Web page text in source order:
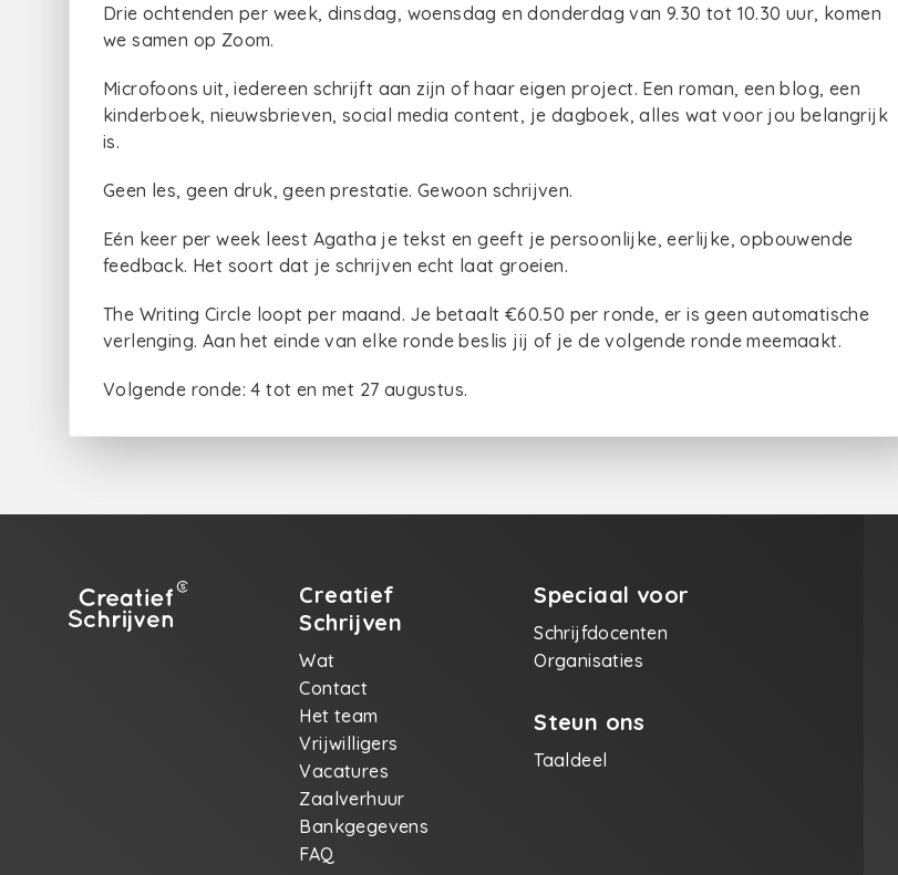
Drie ochtenden per week, dinsdag, woensdag en donderdag van 9.30 tot 10.30 uur, komen
we samen op Zoom.
Microfoons uit, iedereen schrijft aan zijn of haar eigen project. Een roman, een blog, een
kinderboek, nieuwsbrieven, social media content, je dagboek, alles wat voor jou belangrijk
is.
Geen les, geen druk, geen prestatie. Gewoon schrijven.
Eén keer per week leest Agatha je tekst en geeft je persoonlijke, eerlijke, opbouwende
feedback. Het soort dat je schrijven echt laat groeien.
The Writing Circle loopt per maand. Je betaalt €60.50 per ronde, er is geen automatische
verlenging. Aan het einde van elke ronde beslis jij of je de volgende ronde meemaakt.
Volgende ronde: 4 tot en met 27 augustus.
Creatief
Schrijven
Wat
Contact
Het team
Vrijwilligers
Vacatures
Zaalverhuur
Bankgegevens
FAQ
Speciaal voor
Schrijfdocenten
Organisaties
Steun ons
Taaldeel